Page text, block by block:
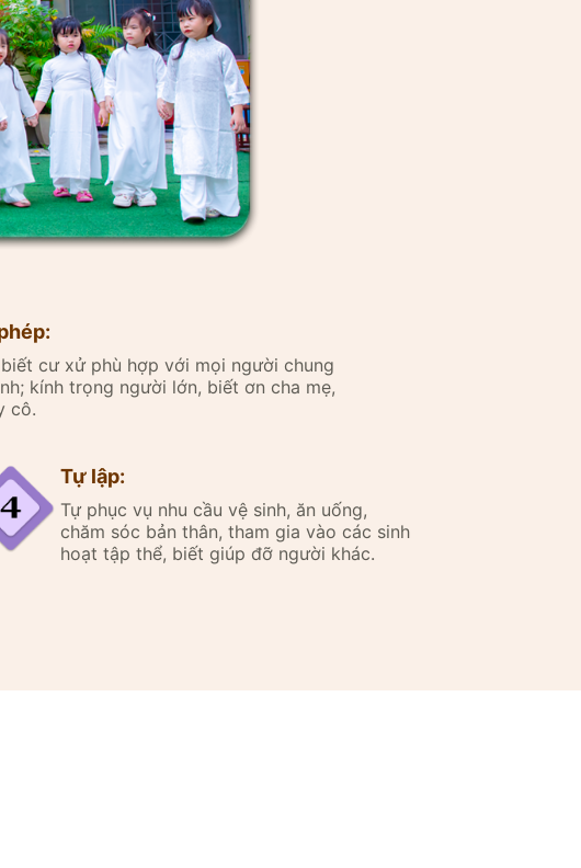
cư xử phù hợp với mọi người chung
kính trọng người lớn, biết ơn cha mẹ,
cô.
Tự lập:
Tự phục vụ nhu cầu vệ sinh, ăn uống,
chăm sóc bản thân, tham gia vào các sinh
hoạt tập thể, biết giúp đỡ người khác.